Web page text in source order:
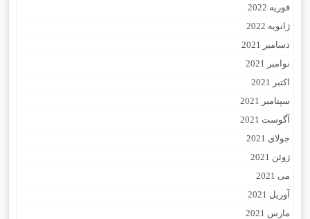
فوریه 2022
ژانویه 2022
دسامبر 2021
نوامبر 2021
اکتبر 2021
سپتامبر 2021
آگوست 2021
جولای 2021
ژوئن 2021
می 2021
آوریل 2021
مارس 2021